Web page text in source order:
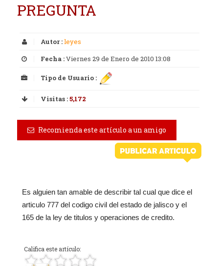
PREGUNTA
Autor :leyes
Fecha :Viernes 29 de Enero de 2010 13:08
Tipo de Usuario :
Visitas :5,172
Recomienda este artículo a un amigo
Es alguien tan amable de describir tal cual que dice el
articulo 777 del codigo civil del estado de jalisco y el
165 de la ley de titulos y operaciones de credito.
Califica este artículo: